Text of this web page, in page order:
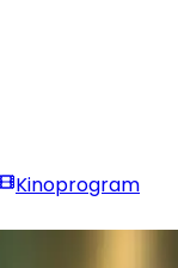
Kinoprogram